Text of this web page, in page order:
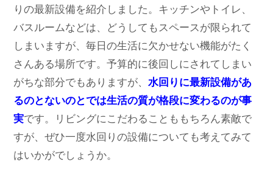
りの最新設備を紹介しました。キッチンやトイレ、
バスルームなどは、どうしてもスペースが限られて
しまいますが、毎日の生活に欠かせない機能がたく
さんある場所です。予算的に後回しにされてしまい
がちな部分でもありますが、 水回りに最新設備があ
るのとないのとでは生活の質が格段に変わるのが事
実です。リビングにこだわることももちろん素敵で
すが、ぜひ一度水回りの設備についても考えてみて
はいかがでしょうか。